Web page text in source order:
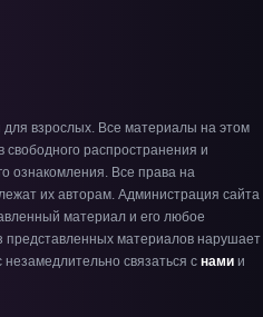
взрослых. Все материалы на этом
свободного распространения и
ознакомления. Все права на
их авторам. Администрация сайта
материал и его любое
представленных материалов нарушает
связаться с нами и